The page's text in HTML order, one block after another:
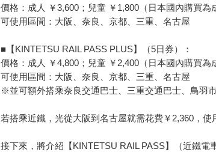
價格：成人 ￥3,600；兒童 ￥1,800（日本國內購買為
可使用區間：大阪、奈良、京都、三重、名古屋
■【KINTETSU RAIL PASS PLUS】（5日券）：
價格：成人 ￥4,800；兒童 ￥2,400（日本國內購買為
可使用區間：大阪、奈良、京都、三重、名古屋
※並可額外搭乘奈良交通巴士、三重交通巴士、鳥羽市
若搭乘近鐵，光從大阪到名古屋就需花費￥2,360，使
接下來，將介紹【KINTETSU RAIL PASS】（近鐵